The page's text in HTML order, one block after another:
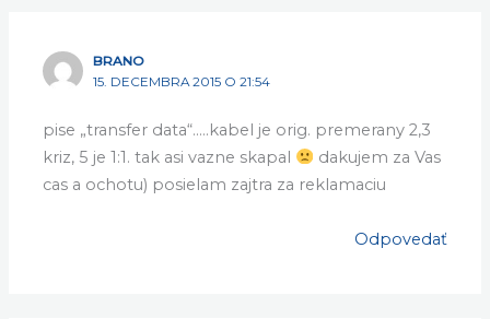
BRANO
15. DECEMBRA 2015 O 21:54
pise „transfer data“…..kabel je orig. premerany 2,3
kriz, 5 je 1:1. tak asi vazne skapal
dakujem za Vas
cas a ochotu) posielam zajtra za reklamaciu
Odpovedať